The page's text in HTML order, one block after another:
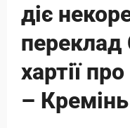
діє
переклад
хартії
– Кремінь